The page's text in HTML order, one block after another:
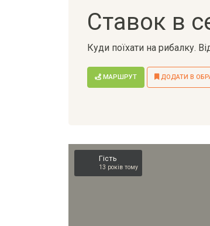
Ставок в
Куди поїхати на рибалку.
МАРШРУТ ДОДАТИ В
Гість
13 років тому